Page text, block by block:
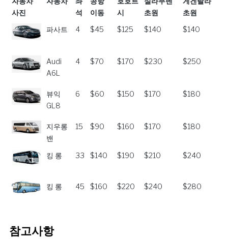
사진
석
이동
시
초원
초원
자동차
사진
자동차
좌
공항
호호트
실라무렌
게겐탈라
파사트 4 $45 $125 $140 $140
Audi
A6L
4 $70 $170 $230 $250
뷰익
GL8
6 $60 $150 $170 $180
지우롱
밴
15 $90 $160 $170 $180
킹 롱 33 $140 $190 $210 $240
킹 롱 45 $160 $220 $240 $280
참고사항